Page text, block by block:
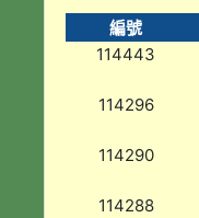
編號
114443
114296
114290
114288